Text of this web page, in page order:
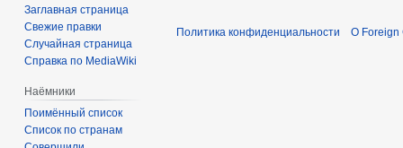
Заглавная страница
Свежие правки
Случайная страница
Справка по MediaWiki
Наёмники
Поимённый список
Список по странам
Политика конфиденциальности О Foreign